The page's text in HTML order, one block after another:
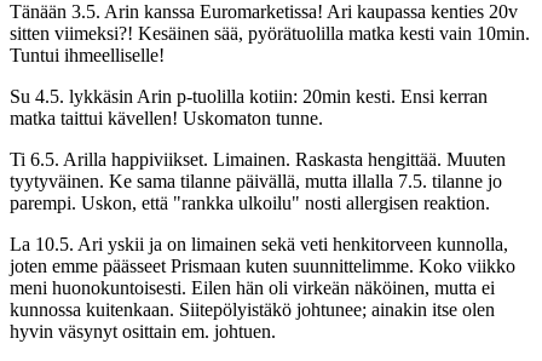
Tänään 3.5. Arin kanssa Euromarketissa! Ari kaupassa kenties 20v
sitten viimeksi?! Kesäinen sää, pyörätuolilla matka kesti vain 10min.
Tuntui ihmeelliselle!
Su 4.5. lykkäsin Arin p-tuolilla kotiin: 20min kesti. Ensi kerran
matka taittui kävellen! Uskomaton tunne.
Ti 6.5. Arilla happiviikset. Limainen. Raskasta hengittää. Muuten
tyytyväinen. Ke sama tilanne päivällä, mutta illalla 7.5. tilanne jo
parempi. Uskon, että "rankka ulkoilu" nosti allergisen reaktion.
La 10.5. Ari yskii ja on limainen sekä veti henkitorveen kunnolla,
joten emme päässeet Prismaan kuten suunnittelimme. Koko viikko
meni huonokuntoisesti. Eilen hän oli virkeän näköinen, mutta ei
kunnossa kuitenkaan. Siitepölyistäkö johtunee; ainakin itse olen
hyvin väsynyt osittain em. johtuen.